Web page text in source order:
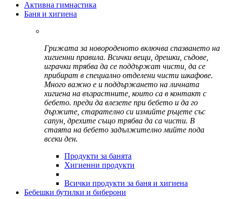
Активна гимнастика
Баня и хигиена
Грижата за новороденото включва спазването на
хигиенни правила. Всички вещи, дрешки, съдове,
играчки трябва да се поддържат чисти, да се
прибират в специално отделени чисти шкафове.
Много важно е и поддържането на личната
хигиена на възрастните, които са в контакт с
бебето. преди да влезете при бебето и да го
държите, старателно си измийте ръцете със
сапун, дрехите също трябва да са чисти. В
стаята на бебето задължително мийте пода
всеки ден.
Продукти за банята
Хигиенни продукти
Всички продукти за баня и хигиена
Бебешки бутилки и биберони